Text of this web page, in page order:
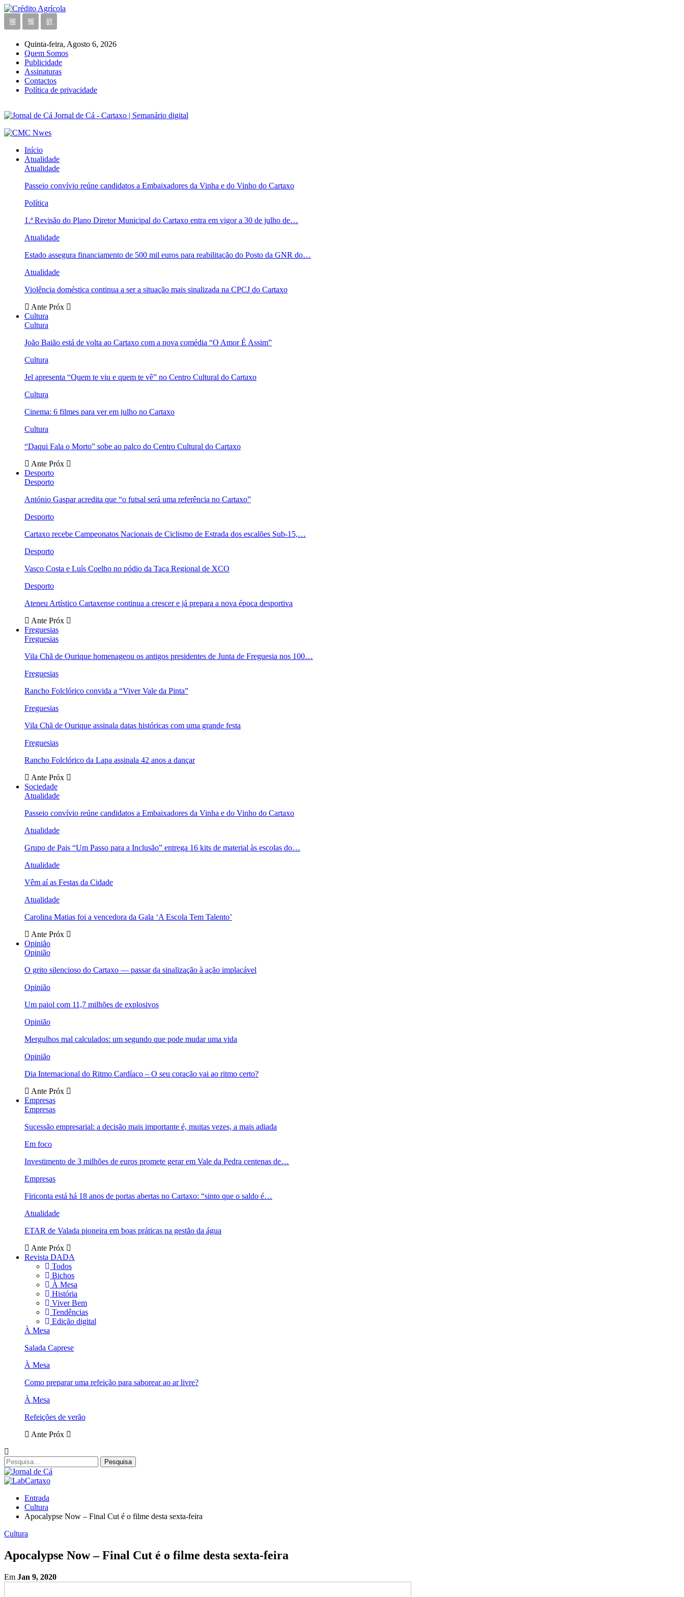
Quinta-feira, Agosto 6, 2026
Quem Somos
Publicidade
Assinaturas
Contactos
Política de privacidade
Jornal de Cá - Cartaxo | Semanário digital
Início
Atualidade
Atualidade
Passeio convívio reúne candidatos a Embaixadores da Vinha e do Vinho do Cartaxo
Política
1.ª Revisão do Plano Diretor Municipal do Cartaxo entra em vigor a 30 de julho de…
Atualidade
Estado assegura financiamento de 500 mil euros para reabilitação do Posto da GNR do…
Atualidade
Violência doméstica continua a ser a situação mais sinalizada na CPCJ do Cartaxo
Ante Próx
Cultura
Cultura
João Baião está de volta ao Cartaxo com a nova comédia “O Amor É Assim”
Cultura
Jel apresenta “Quem te viu e quem te vê” no Centro Cultural do Cartaxo
Cultura
Cinema: 6 filmes para ver em julho no Cartaxo
Cultura
“Daqui Fala o Morto” sobe ao palco do Centro Cultural do Cartaxo
Ante Próx
Desporto
Desporto
António Gaspar acredita que “o futsal será uma referência no Cartaxo”
Desporto
Cartaxo recebe Campeonatos Nacionais de Ciclismo de Estrada dos escalões Sub-15,…
Desporto
Vasco Costa e Luís Coelho no pódio da Taça Regional de XCO
Desporto
Ateneu Artístico Cartaxense continua a crescer e já prepara a nova época desportiva
Ante Próx
Freguesias
Freguesias
Vila Chã de Ourique homenageou os antigos presidentes de Junta de Freguesia nos 100…
Freguesias
Rancho Folclórico convida a “Viver Vale da Pinta”
Freguesias
Vila Chã de Ourique assinala datas históricas com uma grande festa
Freguesias
Rancho Folclórico da Lapa assinala 42 anos a dançar
Ante Próx
Sociedade
Atualidade
Passeio convívio reúne candidatos a Embaixadores da Vinha e do Vinho do Cartaxo
Atualidade
Grupo de Pais “Um Passo para a Inclusão” entrega 16 kits de material às escolas do…
Atualidade
Vêm aí as Festas da Cidade
Atualidade
Carolina Matias foi a vencedora da Gala ‘A Escola Tem Talento’
Ante Próx
Opinião
Opinião
O grito silencioso do Cartaxo — passar da sinalização à ação implacável
Opinião
Um paiol com 11,7 milhões de explosivos
Opinião
Mergulhos mal calculados: um segundo que pode mudar uma vida
Opinião
Dia Internacional do Ritmo Cardíaco – O seu coração vai ao ritmo certo?
Ante Próx
Empresas
Empresas
Sucessão empresarial: a decisão mais importante é, muitas vezes, a mais adiada
Em foco
Investimento de 3 milhões de euros promete gerar em Vale da Pedra centenas de…
Empresas
Firiconta está há 18 anos de portas abertas no Cartaxo: “sinto que o saldo é…
Atualidade
ETAR de Valada pioneira em boas práticas na gestão da água
Ante Próx
Revista DADA
Todos
Bichos
À Mesa
História
Viver Bem
Tendências
Edição digital
À Mesa
Salada Caprese
À Mesa
Como preparar uma refeição para saborear ao ar livre?
À Mesa
Refeições de verão
Ante Próx
Entrada
Cultura
Apocalypse Now – Final Cut é o filme desta sexta-feira
Cultura
Apocalypse Now – Final Cut é o filme desta sexta-feira
Em Jan 9, 2020